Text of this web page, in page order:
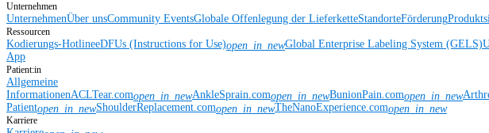
Unternehmen
UnternehmenÜber unsCommunity EventsGlobale Offenlegung der LieferketteStandorteFörderung
Ressourcen
Kodierungs-HotlineeDFUs (Instructions for Use)open_in_newGlobal Enterprise Labeling System (GELS)
App
Patient:in
Allgemeine
InformationenACLTear.comopen_in_newAnkleSprain.comopen_in_newBunionPain.comopen_in_new
Patientopen_in_newShoulderReplacement.comopen_in_newTheNanoExperience.comopen_in_new
Karriere